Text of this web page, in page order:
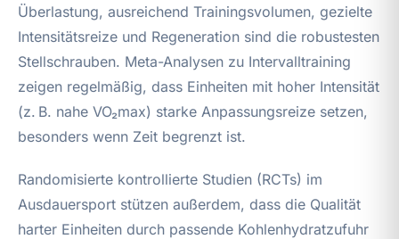
Überlastung, ausreichend Trainingsvolumen, gezielte
Intensitätsreize und Regeneration sind die robustesten
Stellschrauben. Meta-Analysen zu Intervalltraining
zeigen regelmäßig, dass Einheiten mit hoher Intensität
(z. B. nahe VO₂max) starke Anpassungsreize setzen,
besonders wenn Zeit begrenzt ist.
Randomisierte kontrollierte Studien (RCTs) im
Ausdauersport stützen außerdem, dass die Qualität
harter Einheiten durch passende Kohlenhydratzufuhr